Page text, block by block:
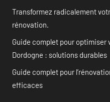
Transformez radicalement
rénovation.
Guide complet pour optimiser
Dordogne : solutions durables
Guide complet pour
efficaces